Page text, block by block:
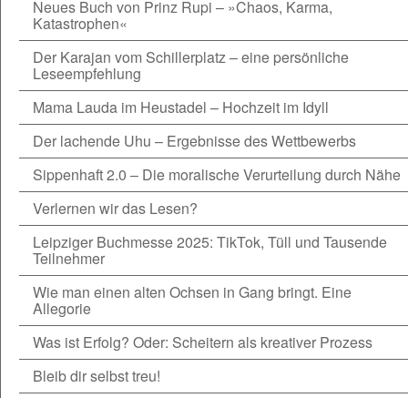
Neues Buch von Prinz Rupi – »Chaos, Karma,
Katastrophen«
Der Karajan vom Schillerplatz – eine persönliche
Leseempfehlung
Mama Lauda im Heustadel – Hochzeit im Idyll
Der lachende Uhu – Ergebnisse des Wettbewerbs
Sippenhaft 2.0 – Die moralische Verurteilung durch Nähe
Verlernen wir das Lesen?
Leipziger Buchmesse 2025: TikTok, Tüll und Tausende
Teilnehmer
Wie man einen alten Ochsen in Gang bringt. Eine
Allegorie
Was ist Erfolg? Oder: Scheitern als kreativer Prozess
Bleib dir selbst treu!